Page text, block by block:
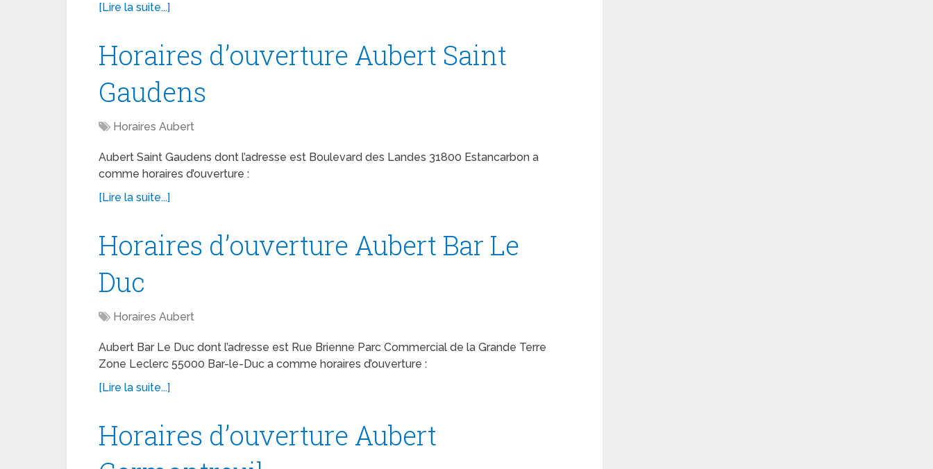
[Lire la suite...]
Horaires d’ouverture Aubert Saint
Gaudens
Horaires Aubert
Aubert Saint Gaudens dont l’adresse est Boulevard des Landes 31800 Estancarbon a
comme horaires d’ouverture :
[Lire la suite...]
Horaires d’ouverture Aubert Bar Le
Duc
Horaires Aubert
Aubert Bar Le Duc dont l’adresse est Rue Brienne Parc Commercial de la Grande Terre
Zone Leclerc 55000 Bar-le-Duc a comme horaires d’ouverture :
[Lire la suite...]
Horaires d’ouverture Aubert